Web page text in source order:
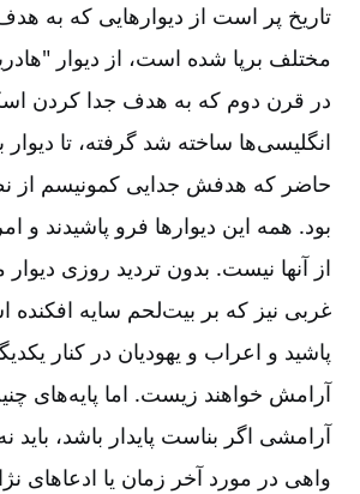
تاریخ پر است از دیوارهایی که به
در قرن دوم که به هدف جدا کردن
انگلیسی‌ها ساخته شد گرفته، تا
حاضر که هدفش جدایی کمونیسم از
بود. همه این دیوارها فرو پاشیدند و
از آنها نیست. بدون تردید روزی
غربی نیز که بر بیت‌لحم سایه
پاشید و اعراب و یهودیان در کنار
آرامش خواهند زیست. اما پایه‌های
آرامشی اگر بناست پایدار باشد، باید
واهی در مورد آخر زمان یا ادعاهای